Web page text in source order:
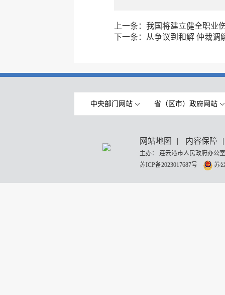
上一条： 我国将建立健全职业
下一条：
从争议到和解 仲裁调
中央部门网站 省（区市）政府网站
网站地图 | 内容保障 |
主办： 连云港市人民政府办
苏ICP备2023017687号
苏